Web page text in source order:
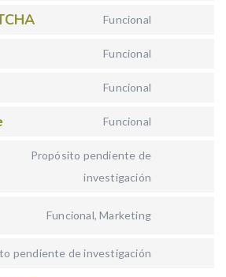
Funcional
Funcional
Funcional
Funcional
Propósito pendiente de
investigación
Funcional, Marketing
pendiente de investigación